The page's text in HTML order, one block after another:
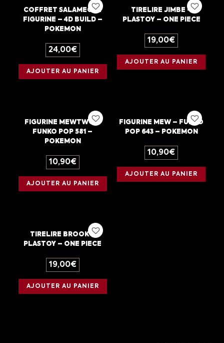
COFFRET SALAMECHE
FIGURINE – 4D BUILD –
POKEMON
24,00€
AJOUTER AU PANIER
TIRELIRE JIMBE –
PLASTOY – ONE PIECE
19,00€
AJOUTER AU PANIER
FIGURINE MEWTWO –
FUNKO POP 581 –
POKEMON
10,90€
AJOUTER AU PANIER
FIGURINE MEW – FUNKO
POP 643 – POKEMON
10,90€
AJOUTER AU PANIER
TIRELIRE BROOK –
PLASTOY – ONE PIECE
19,00€
AJOUTER AU PANIER